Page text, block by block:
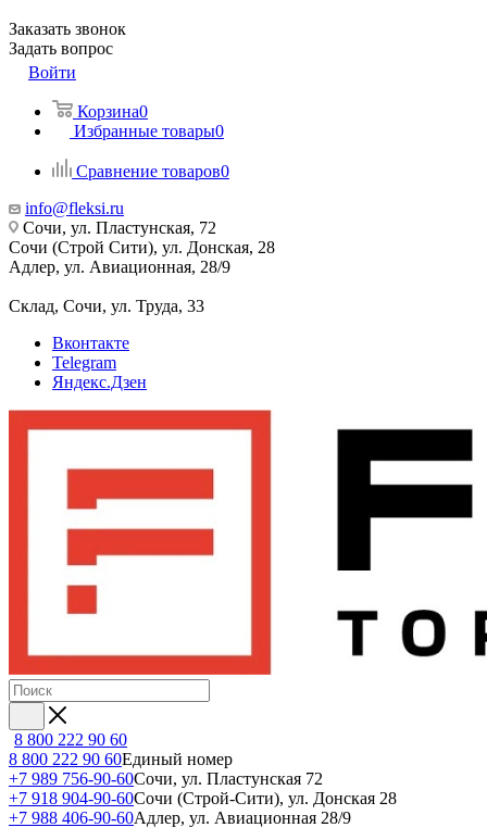
Заказать звонок
Задать вопрос
Войти
Корзина0
Избранные товары0
Сравнение товаров0
info@fleksi.ru
Сочи, ул. Пластунская, 72
Сочи (Строй Сити), ул. Донская, 28
Адлер, ул. Авиационная, 28/9
Склад, Сочи, ул. Труда, 33
Вконтакте
Telegram
Яндекс.Дзен
8 800 222 90 60
8 800 222 90 60Единый номер
+7 989 756-90-60Сочи, ул. Пластунская 72
+7 918 904-90-60Сочи (Строй-Сити), ул. Донская 28
+7 988 406-90-60Адлер, ул. Авиационная 28/9